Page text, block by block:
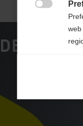
web
